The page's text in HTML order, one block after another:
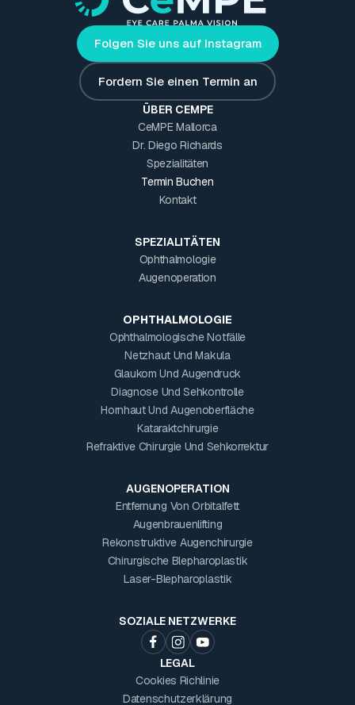
Folgen Sie uns auf Instagram
Fordern Sie einen Termin an
ÜBER CEMPE
CeMPE Mallorca
Dr. Diego Richards
Spezialitäten
Termin Buchen
Kontakt
SPEZIALITÄTEN
Ophthalmologie
Augenoperation
OPHTHALMOLOGIE
Ophthalmologische Notfälle
Netzhaut Und Makula
Glaukom Und Augendruck
Diagnose Und Sehkontrolle
Hornhaut Und Augenoberfläche
Kataraktchirurgie
Refraktive Chirurgie Und Sehkorrektur
AUGENOPERATION
Entfernung Von Orbitalfett
Augenbrauenlifting
Rekonstruktive Augenchirurgie
Chirurgische Blepharoplastik
Laser-Blepharoplastik
SOZIALE NETZWERKE
LEGAL
Cookies Richlinie
Datenschutzerklärung